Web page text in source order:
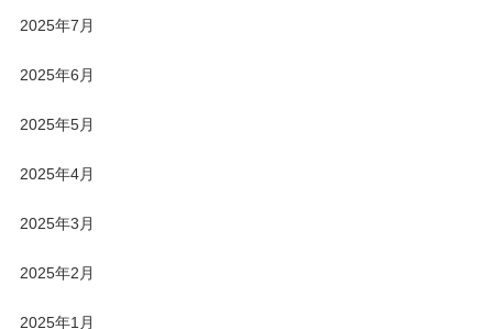
2025年7月
2025年6月
2025年5月
2025年4月
2025年3月
2025年2月
2025年1月